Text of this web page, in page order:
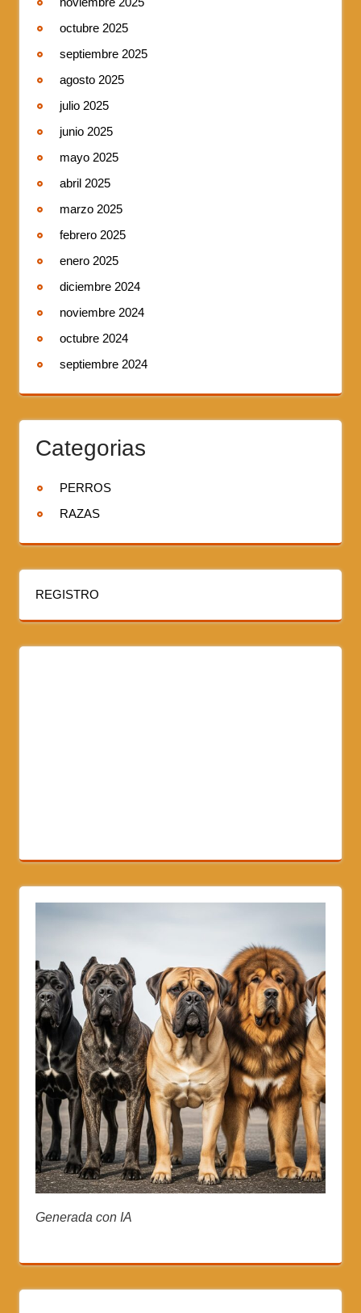
octubre 2025
septiembre 2025
agosto 2025
julio 2025
junio 2025
mayo 2025
abril 2025
marzo 2025
febrero 2025
enero 2025
diciembre 2024
noviembre 2024
octubre 2024
septiembre 2024
Categorias
PERROS
RAZAS
REGISTRO
Generada con IA